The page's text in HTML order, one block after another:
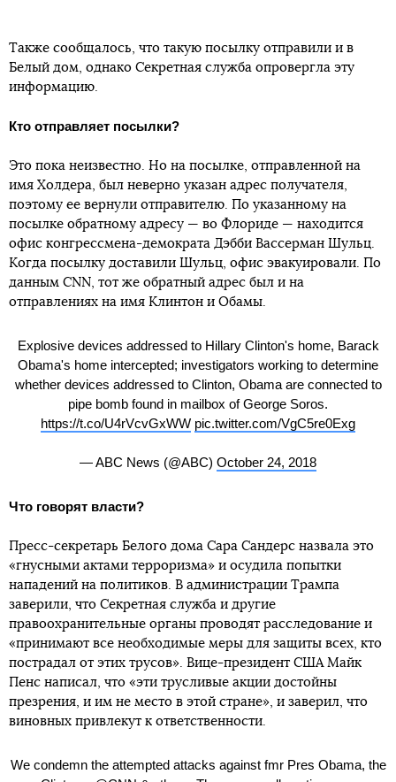
Также сообщалось, что такую посылку отправили и в
Белый дом, однако Секретная служба опровергла эту
информацию.
Кто отправляет посылки?
Это пока неизвестно. Но на посылке, отправленной на
имя Холдера, был неверно указан адрес получателя,
поэтому ее вернули отправителю. По указанному на
посылке обратному адресу — во Флориде — находится
офис конгрессмена-демократа Дэбби Вассерман Шульц.
Когда посылку доставили Шульц, офис эвакуировали. По
данным CNN, тот же обратный адрес был и на
отправлениях на имя Клинтон и Обамы.
Explosive devices addressed to Hillary Clinton's home, Barack
Obama's home intercepted; investigators working to determine
whether devices addressed to Clinton, Obama are connected to
pipe bomb found in mailbox of George Soros.
https://t.co/U4rVcvGxWW pic.twitter.com/VgC5re0Exg
— ABC News (@ABC) October 24, 2018
Что говорят власти?
Пресс-секретарь Белого дома Сара Сандерс назвала это
«гнусными актами терроризма» и осудила попытки
нападений на политиков. В администрации Трампа
заверили, что Секретная служба и другие
правоохранительные органы проводят расследование и
«принимают все необходимые меры для защиты всех, кто
пострадал от этих трусов». Вице-президент США Майк
Пенс написал, что «эти трусливые акции достойны
презрения, и им не место в этой стране», и заверил, что
виновных привлекут к ответственности.
We condemn the attempted attacks against fmr Pres Obama, the